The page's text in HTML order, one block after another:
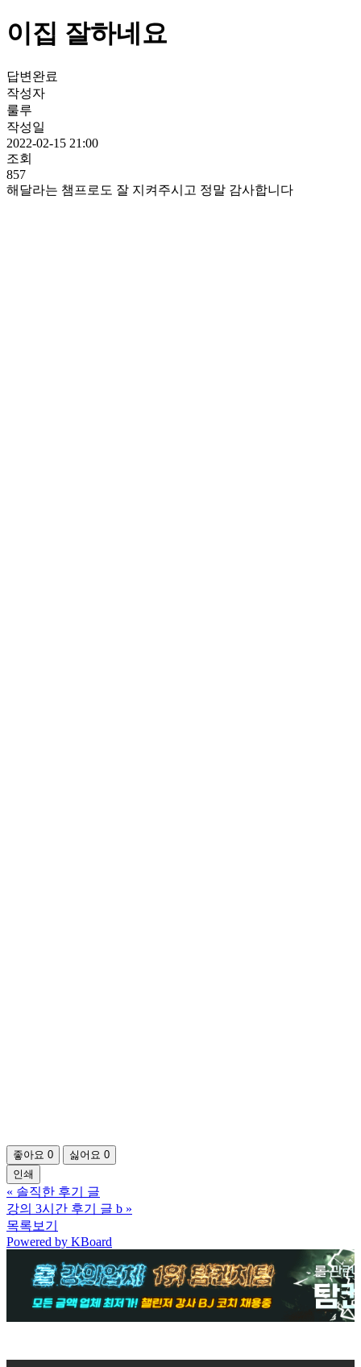
이집 잘하네요
답변완료
작성자
룰루
작성일
2022-02-15 21:00
조회
857
해달라는 챔프로도 잘 지켜주시고 정말 감사합니다
좋아요 0 싫어요 0
인쇄
« 솔직한 후기 글
강의 3시간 후기 글 b »
목록보기
Powered by KBoard